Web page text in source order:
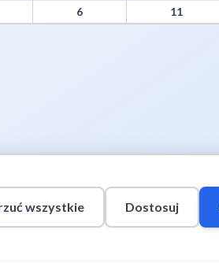
6 11
wszystkie Dostosuj